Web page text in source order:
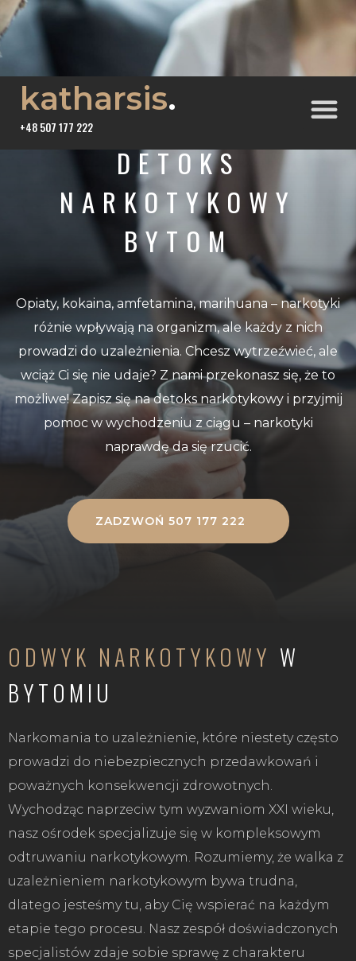
katharsis.
+48 507 177 222
DETOKS
NARKOTYKOWY
BYTOM
Opiaty, kokaina, amfetamina, marihuana – narkotyki
różnie wpływają na organizm, ale każdy z nich
prowadzi do uzależnienia. Chcesz wytrzeźwieć, ale
wciąż Ci się nie udaje? Z nami przekonasz się, że to
możliwe! Zapisz się na detoks narkotykowy i przyjmij
pomoc w wychodzeniu z ciągu – narkotyki
naprawdę da się rzucić.
ZADZWOŃ 507 177 222
ODWYK NARKOTYKOWY W
BYTOMIU
Narkomania to uzależnienie, które niestety często
prowadzi do niebezpiecznych przedawkowań i
poważnych konsekwencji zdrowotnych.
Wychodząc naprzeciw tym wyzwaniom XXI wieku,
nasz ośrodek specjalizuje się w kompleksowym
odtruwaniu narkotykowym. Rozumiemy, że walka z
uzależnieniem narkotykowym bywa trudna,
dlatego jesteśmy tu, aby Cię wspierać na każdym
etapie tego procesu. Nasz zespół doświadczonych
specjalistów zdaje sobie sprawę z charakteru